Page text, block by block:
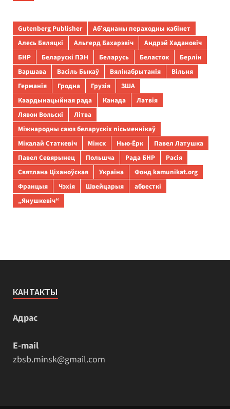
Gutenberg Publisher
Аб’яднаны пераходны кабінет
Алесь Бяляцкі
Альгерд Бахарэвіч
Андрэй Хадановіч
БНР
Беларускі ПЭН Беларусь Беласток
Берлін
Варшава
Васіль Быкаў Вялікабрытанія
Вільня
Германія
Гродна Грузія
ЗША
Каардынацыйная рада
Канада
Латвія
Лявон Вольскі
Літва
Міжнародны саюз беларускіх пісьменнікаў
Мікалай Статкевіч
Мінск Нью-Ёрк
Павел Латушка
Павел Севярынец
Польшча Рада БНР
Расія
Святлана Ціханоўская
Украіна
Фонд kamunikat.org
Францыя
Чэхія Швейцарыя
абвесткі
„Янушкевіч“
КАНТАКТЫ
Адрас
E-mail
zbsb.minsk@gmail.com